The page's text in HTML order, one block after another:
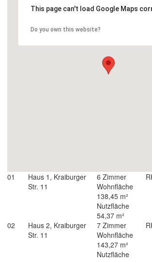
This page can't load Google Maps
Do you own this website?
01
Haus 1, Kraiburger
Str. 11
6 Zimmer
Wohnfläche
138,45 m²
Nutzfläche
54,37 m²
02
Haus 2, Kraiburger
Str. 11
7 Zimmer
Wohnfläche
143,27 m²
Nutzfläche